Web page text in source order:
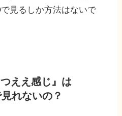
見るしか方法はないで
ええ感じ』は
れないの？